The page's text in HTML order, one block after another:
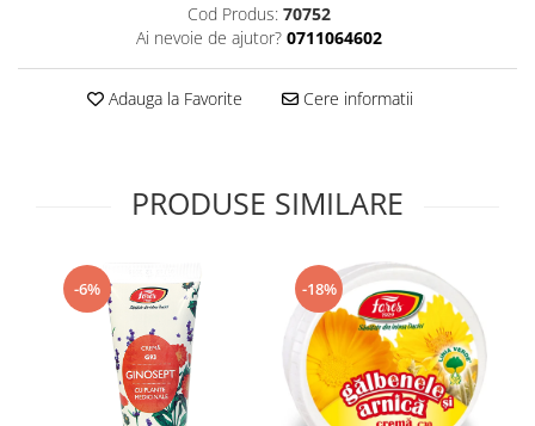
Supliment Vitamina B
Supliment Vitamina C
Supliment Vitamina D3
Tincturi si Gemoderivate
Vitamine si minerale
Cod Produs: 70752
Ai nevoie de ajutor? 0711064602
Adauga la Favorite Cere informatii
PRODUSE SIMILARE
-6% -18%